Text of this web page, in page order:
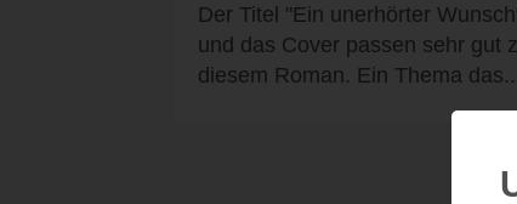
Der Titel "Ein unerhörter
und das Cover passen sehr gut
diesem Roman. Ein Thema